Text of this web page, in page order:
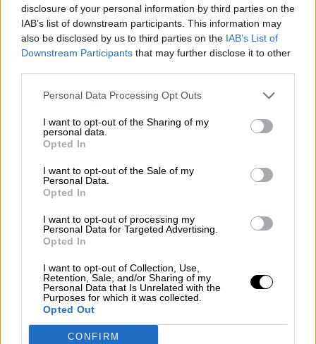
disclosure of your personal information by third parties on the
IAB’s list of downstream participants. This information may
also be disclosed by us to third parties on the IAB’s List of
Downstream Participants that may further disclose it to other
Personal Data Processing Opt Outs
I want to opt-out of the Sharing of my
personal data.
Opted In
I want to opt-out of the Sale of my
Personal Data.
Opted In
I want to opt-out of processing my
Personal Data for Targeted Advertising.
Opted In
I want to opt-out of Collection, Use,
Retention, Sale, and/or Sharing of my
Personal Data that Is Unrelated with the
Purposes for which it was collected.
Opted Out
CONFIRM
OPINIONES DIVERSAS
¿La ciudadanía de Occidente es
Por Álvaro Frutos Rosado y Gabinete Geopolítica de
Suelta y confía
María Comesaña
Votantes y votados
Por Juan Manuel Beltrán
Orden Autoritario en Construcción
Álvaro Frutos Rosado y Gabinete Geopolítica de
Reconquista leonesa